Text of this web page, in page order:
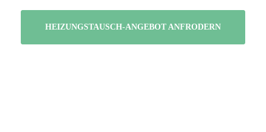
HEIZUNGSTAUSCH-ANGEBOT ANFRODERN